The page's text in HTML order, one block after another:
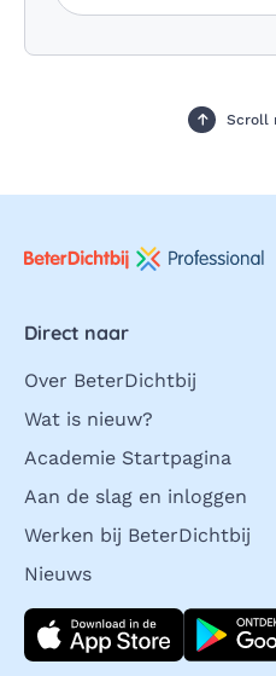
Scroll
Direct naar
Over BeterDichtbij
Wat is nieuw?
Academie Startpagina
Aan de slag en inloggen
Werken bij BeterDichtbij
Nieuws
Download direct